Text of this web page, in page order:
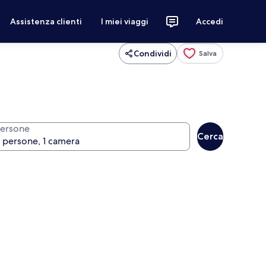
Assistenza clienti I miei viaggi Accedi
Condividi Salva
Cerca